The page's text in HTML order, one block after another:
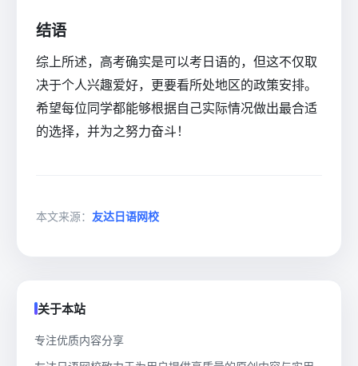
结语
综上所述，高考确实是可以考日语的，但这不仅取
决于个人兴趣爱好，更要看所处地区的政策安排。
希望每位同学都能够根据自己实际情况做出最合适
的选择，并为之努力奋斗！
本文来源： 友达日语网校
关于本站
专注优质内容分享